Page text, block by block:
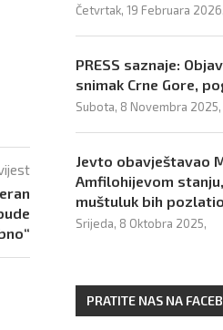
Četvrtak, 19 Februara 2026,
PRESS saznaje:
snimak Crne Gore,
Subota, 8 Novembra 2025,
Jevto obavještavao
Amfilohijevom
muštuluk bih
Srijeda, 8 Oktobra 2025,
PRATITE NAS NA